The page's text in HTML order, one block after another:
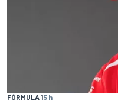
FÓRMULA 15 h